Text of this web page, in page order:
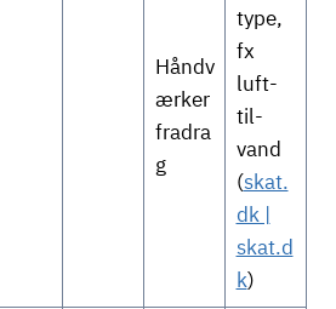
Håndv
ærker
fradra
g
type,
fx
luft-
til-
vand
(skat.
dk |
skat.d
k)